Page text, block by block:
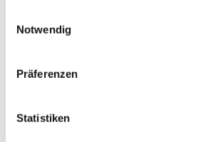
Ihre Einwilligung trifft auf die folgenden
ludwig-freytag.de, freytag-vdlinde.de,
lfservice.de, lmr-drilling.de, mette-
Notwendig
Präferenzen
Statistiken